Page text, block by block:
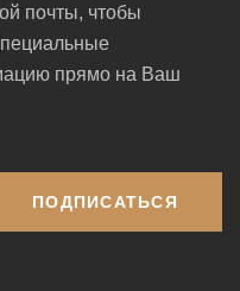
почты, чтобы
прямо на Ваш
ПОДПИСАТЬСЯ